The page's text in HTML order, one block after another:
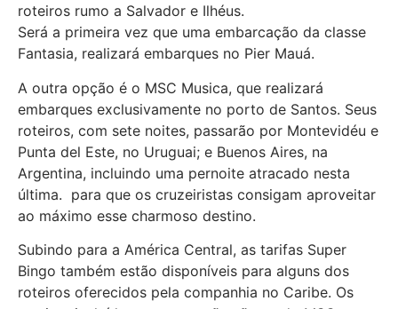
roteiros rumo a Salvador e Ilhéus.
Será a primeira vez que uma embarcação da classe
Fantasia, realizará embarques no Pier Mauá.
A outra opção é o MSC Musica, que realizará
embarques exclusivamente no porto de Santos. Seus
roteiros, com sete noites, passarão por Montevidéu e
Punta del Este, no Uruguai; e Buenos Aires, na
Argentina, incluindo uma pernoite atracado nesta
última. para que os cruzeiristas consigam aproveitar
ao máximo esse charmoso destino.
Subindo para a América Central, as tarifas Super
Bingo também estão disponíveis para alguns dos
roteiros oferecidos pela companhia no Caribe. Os